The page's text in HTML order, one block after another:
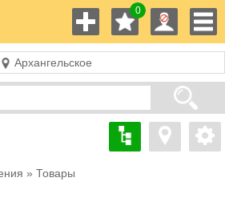
0
Архангельское
» Товары